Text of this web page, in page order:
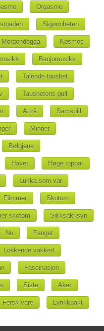
Orgasme
Skjønnheten
Morgondogga Kosmos
Banjomusikk
Talende taushet
Taushetens gull
Attrå Samspill
Minner
Bølgjene
Havet Høge toppar
Lukka som var
Flimmer Skotom
skotom Sikksakksyn
Nu Fanget
Lokkende vakkert
Fascinasjon
Siste Aker
Fersk vare Lyrikkpakt